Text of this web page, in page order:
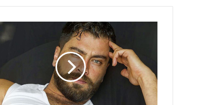
وهذا
الممثل
التركي
يشعل